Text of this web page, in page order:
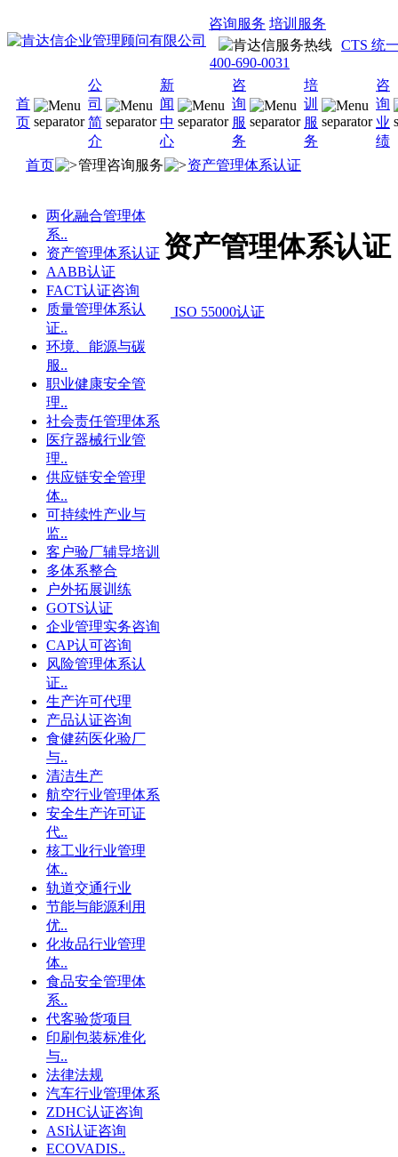
咨询服务 培训服务
CTS 统
400-690-0031
首
页
公
司
简
介
新
闻
中
心
咨
询
服
务
培
训
服
务
咨
询
业
绩
首页
管理咨询服务 资产管理体系认证
两化融合管理体
系..
资产管理体系认证
AABB认证
FACT认证咨询
质量管理体系认
证..
环境、能源与碳
服..
职业健康安全管
理..
社会责任管理体系
医疗器械行业管
理..
供应链安全管理
体..
可持续性产业与
监..
客户验厂辅导培训
多体系整合
户外拓展训练
GOTS认证
企业管理实务咨询
CAP认可咨询
风险管理体系认
证..
生产许可代理
产品认证咨询
食健药医化验厂
与..
清洁生产
航空行业管理体系
安全生产许可证
代..
核工业行业管理
体..
轨道交通行业
节能与能源利用
优..
化妆品行业管理
体..
食品安全管理体
系..
代客验货项目
印刷包装标准化
与..
法律法规
汽车行业管理体系
ZDHC认证咨询
ASI认证咨询
ECOVADIS..
资产管理体系认证
ISO 55000认证